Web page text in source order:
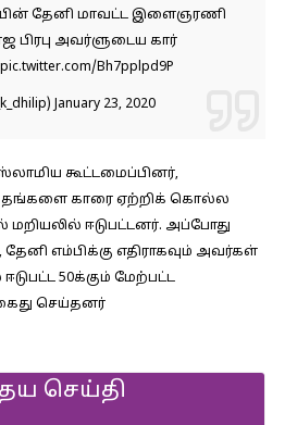
தேனி மாவட்ட இளைஞரணி
அவர்ளுடைய கார்
pic.twitter.com/Bh7pplpd9P
January 23, 2020
கூட்டமைப்பினர்,
தங்களை காரை ஏற்றிக் கொல்ல
மறியலில் ஈடுபட்டனர். அப்போது
தேனி எம்பிக்கு எதிராகவும் அவர்கள்
50க்கும் மேற்பட்ட
செய்தனர்
செய்தி